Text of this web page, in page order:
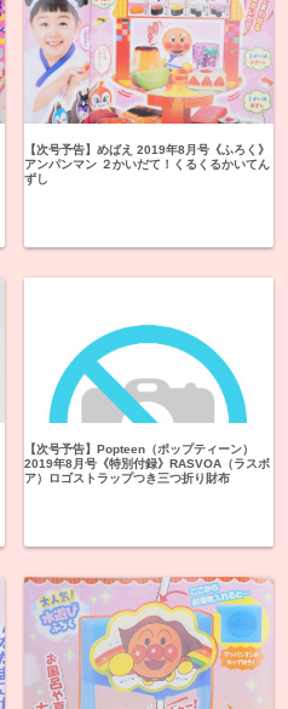
【次号予告】めばえ 2019年8月号《ふろく》
アンパンマン ２かいだて！くるくるかいてん
ずし
【次号予告】Popteen（ポップティーン）
2019年8月号《特別付録》RASVOA（ラスボ
ア）ロゴストラップつき三つ折り財布